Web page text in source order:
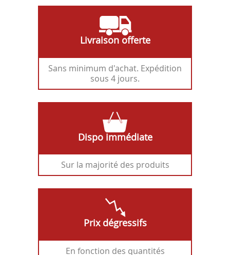
Livraison offerte
Sans minimum d'achat. Expédition
sous 4 jours.
Dispo immédiate
Sur la majorité des produits
Prix dégressifs
En fonction des quantités